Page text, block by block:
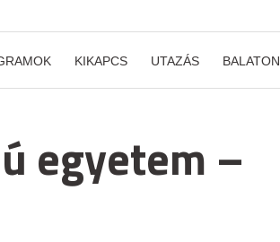
KIKAPCS UTAZÁS BALATON
egyetem –